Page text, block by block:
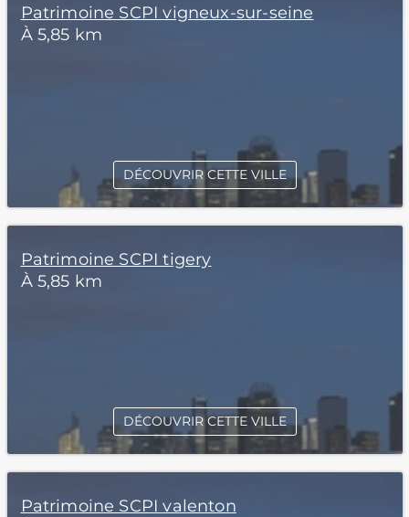
Patrimoine SCPI vigneux-sur-seine
À 5,85 km
DÉCOUVRIR CETTE VILLE
Patrimoine SCPI tigery
À 5,85 km
DÉCOUVRIR CETTE VILLE
Patrimoine SCPI valenton